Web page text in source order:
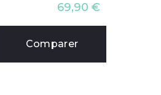
69,90€
Comparer